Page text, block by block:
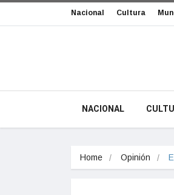
Nacional Cultura
NACIONAL
Home Opinión